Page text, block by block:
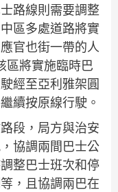
路線則需要調整
區多處道路將實
官也街一帶的人
區將實施臨時巴
經至亞利雅架圓
續按原線行駛。
段，局方與治安
協調兩間巴士公
整巴士班次和停
，且協調兩巴在